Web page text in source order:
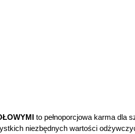
to pełnoporcjowa karma dla
niezbędnych wartości